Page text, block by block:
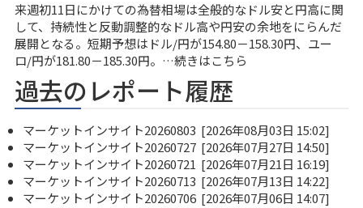
来週初11日にかけての為替相場は全般的なドル安と円高に関
して、持続性と反動調整的なドル高や円安の余地をにらんだ
展開となる。短期予想はドル/円が154.80－158.30円、ユー
ロ/円が181.80－185.30円。…続きはこちら
過去のレポート履歴
マーケットインサイト20260803 [2026年08月03日 15:02]
マーケットインサイト20260727[2026年07月27日 14:50]
マーケットインサイト20260721 [2026年07月21日 16:19]
マーケットインサイト20260713 [2026年07月13日 14:22]
マーケットインサイト20260706[2026年07月06日 14:07]